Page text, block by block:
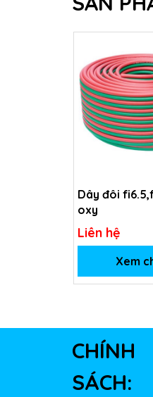
Dây đôi
oxy
Liên hệ
Xem
CHÍNH
SÁCH: